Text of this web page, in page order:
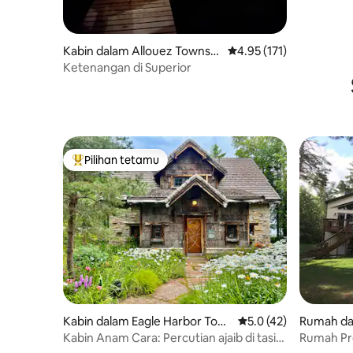
Kabin dalam Allouez Townshi
p
Penarafan purata 4.95
4.95 (171)
Ketenangan di Superior
Pilihan utama tetamu
Pilihan tetamu
Kabin dalam Eagle Harbor Tow
nship
Penarafan purata 5.0
5.0 (42)
Kabin Anam Cara: Percutian ajaib di tasik
Rumah
Rumah